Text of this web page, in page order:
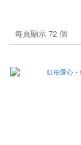
每頁顯示 72 個